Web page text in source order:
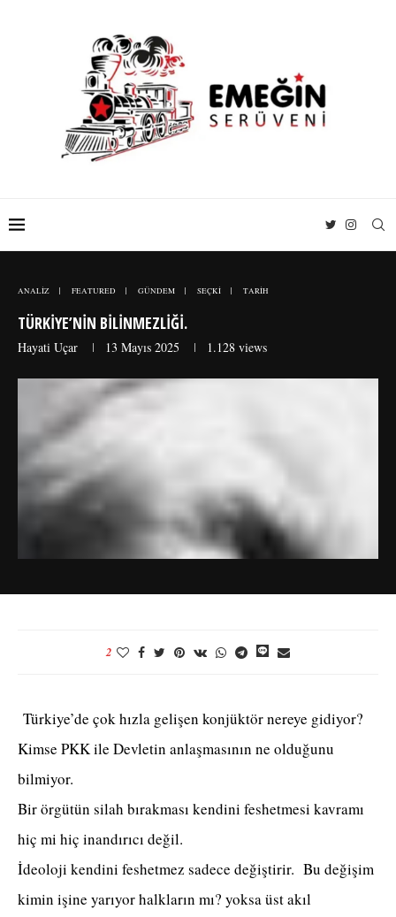
ANALİZ FEATURED GÜNDEM SEÇKİ TARİH
TÜRKIYE’NIN BILINMEZLIĞI.
Hayati Uçar 13 Mayıs 2025 1.128 views
2
Türkiye’de çok hızla gelişen konjüktör nereye gidiyor?
Kimse PKK ile Devletin anlaşmasının ne olduğunu
bilmiyor.
Bir örgütün silah bırakması kendini feshetmesi kavramı
hiç mi hiç inandırıcı değil.
İdeoloji kendini feshetmez sadece değiştirir. Bu değişim
kimin işine yarıyor halkların mı? yoksa üst akıl